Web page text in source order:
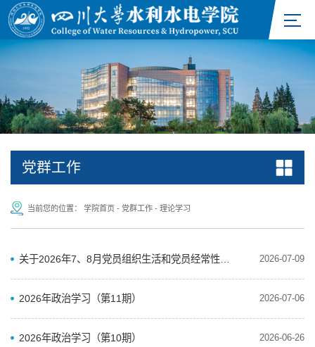
党群工作
当前您的位置： 学院首页 - 党群工作 - 理论学习
2026-07-09
2026年政治学习（第11期） 2026-07-06
2026年政治学习（第10期） 2026-06-26